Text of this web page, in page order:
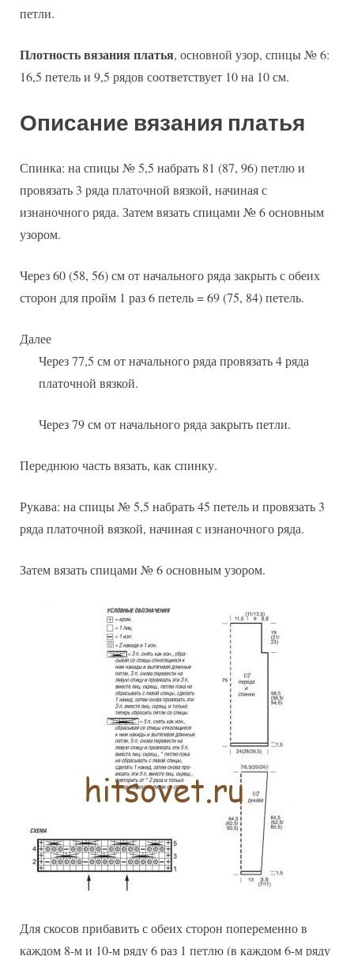
петли.
Плотность вязания платья, основной узор, спицы № 6:
16,5 петель и 9,5 рядов соответствует 10 на 10 см.
Описание вязания платья
Спинка: на спицы № 5,5 набрать 81 (87, 96) петлю и
провязать 3 ряда платочной вязкой, начиная с
изнаночного ряда. Затем вязать спицами № 6 основным
узором.
Через 60 (58, 56) см от начального ряда закрыть с обеих
сторон для пройм 1 раз 6 петель = 69 (75, 84) петель.
Далее
Через 77,5 см от начального ряда провязать 4 ряда
платочной вязкой.
Через 79 см от начального ряда закрыть петли.
Переднюю часть вязать, как спинку.
Рукава: на спицы № 5,5 набрать 45 петель и провязать 3
ряда платочной вязкой, начиная с изнаночного ряда.
Затем вязать спицами № 6 основным узором.
Для скосов прибавить с обеих сторон попеременно в
каждом 8-м и 10-м ряду 6 раз 1 петлю (в каждом 6-м ряду